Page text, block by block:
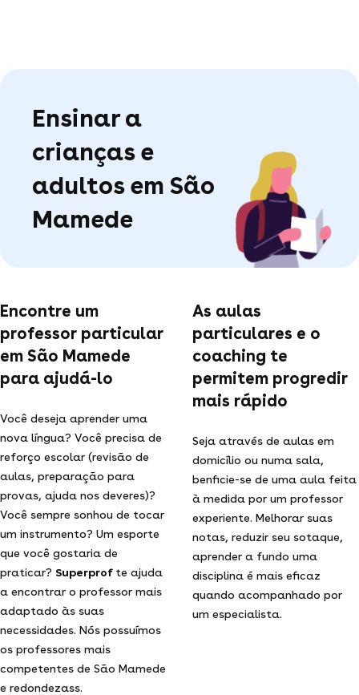
Ensinar a
crianças e
adultos em São
Mamede
Encontre um
professor particular
em São Mamede
para ajudá-lo
Você deseja aprender uma
nova língua? Você precisa de
reforço escolar (revisão de
aulas, preparação para
provas, ajuda nos deveres)?
Você sempre sonhou de tocar
um instrumento? Um esporte
que você gostaria de
praticar? Superprof te ajuda
a encontrar o professor mais
adaptado às suas
necessidades. Nós possuímos
os professores mais
competentes de São Mamede
e redondezass.
As aulas
particulares e o
coaching te
permitem progredir
mais rápido
Seja através de aulas em
domicílio ou numa sala,
benficie-se de uma aula feita
à medida por um professor
experiente. Melhorar suas
notas, reduzir seu sotaque,
aprender a fundo uma
disciplina é mais eficaz
quando acompanhado por
um especialista.